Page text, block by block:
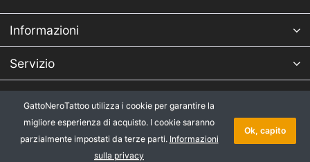
Informazioni
Servizio
* Tutti i prezzi IVA esclusa, più
spedizione.
Copyright © 2026 GattoNeroTattoo.
Tutti i diritti riservati.
GattoNeroTattoo utilizza i cookie per garantire la
migliore esperienza di acquisto. I cookie saranno
parzialmente impostati da terze parti. Informazioni
sulla privacy
Ok, capito